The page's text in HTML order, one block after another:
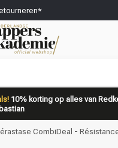
10% korting op alles van
ben jij naar op
CombiDeal -